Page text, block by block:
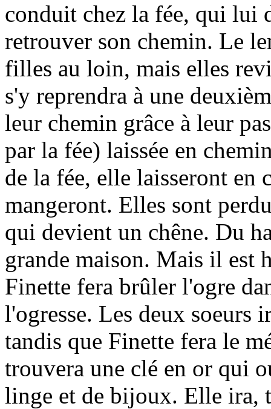
conduit chez la fée, qui lui
retrouver son chemin. Le
filles au loin, mais elles
s'y reprendra à une
leur chemin grâce à leur
par la fée) laissée en
de la fée, elle laisseront en
mangeront. Elles sont
qui devient un chêne. Du
grande maison. Mais il est
Finette fera brûler l'ogre
l'ogresse. Les deux soeurs
tandis que Finette fera le
trouvera une clé en or qui
linge et de bijoux. Elle ira,